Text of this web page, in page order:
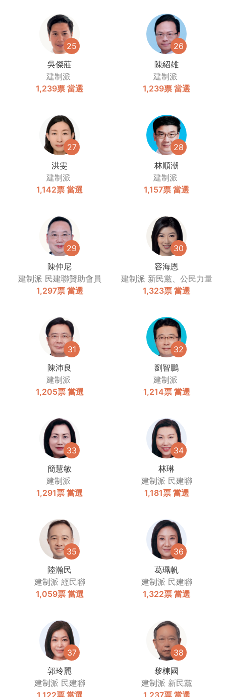
25
吳傑莊
建制派
1,239票 當選
26
陳紹雄
建制派
1,239票 當選
27
洪雯
建制派
1,142票 當選
28
林順潮
建制派
1,157票 當選
29
陳仲尼
建制派 民建聯贊助會員
1,297票 當選
30
容海恩
建制派 新民黨、公民力量
1,323票 當選
31
陳沛良
建制派
1,205票 當選
32
劉智鵬
建制派
1,214票 當選
33
簡慧敏
建制派
1,291票 當選
34
林琳
建制派 民建聯
1,181票 當選
35
陸瀚民
建制派 經民聯
1,059票 當選
36
葛珮帆
建制派 民建聯
1,322票 當選
37
郭玲麗
建制派 民建聯
38
黎棟國
建制派 新民黨